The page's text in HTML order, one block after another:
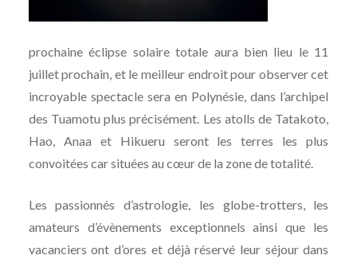
prochaine éclipse solaire totale aura bien lieu le 11
juillet prochain, et le meilleur endroit pour observer cet
incroyable spectacle sera en Polynésie, dans l’archipel
des Tuamotu plus précisément. Les atolls de Tatakoto,
Hao, Anaa et Hikueru seront les terres les plus
convoitées car situées au cœur de la zone de totalité.
Les passionnés d’astrologie, les globe-trotters, les
amateurs d’évènements exceptionnels ainsi que les
vacanciers ont d’ores et déjà réservé leur séjour dans